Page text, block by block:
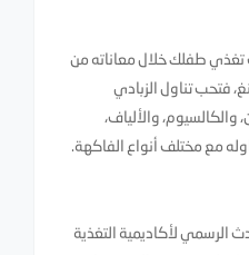
تغذي طفلك خلال معاناته من
فتحب تناول الزبادي
والكالسيوم، والألياف،
مع مختلف أنواع الفاكهة.
الرسمي لأكاديمية التغذية